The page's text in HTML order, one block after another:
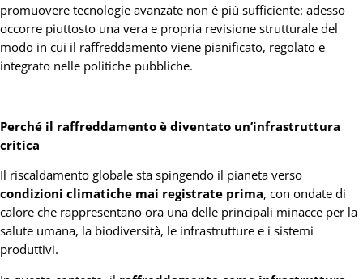
promuovere tecnologie avanzate non è più sufficiente: adesso
occorre piuttosto una vera e propria revisione strutturale del
modo in cui il raffreddamento viene pianificato, regolato e
integrato nelle politiche pubbliche.
Perché il raffreddamento è diventato un’infrastruttura
critica
Il riscaldamento globale sta spingendo il pianeta verso
condizioni climatiche mai registrate prima, con ondate di
calore che rappresentano ora una delle principali minacce per la
salute umana, la biodiversità, le infrastrutture e i sistemi
produttivi.